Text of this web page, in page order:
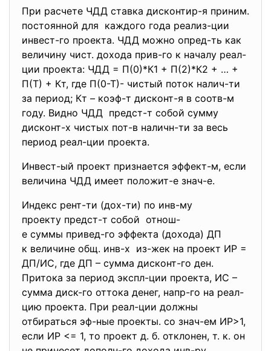
При расчете ЧДД ставка дисконтир-я приним.
постоянной для каждого года реализ-ции
инвест-го проекта. ЧДД можно опред-ть как
величину чист. дохода прив-го к началу реал-
ции проекта: ЧДД = П(0)*К1 + П(2)*К2 + … +
П(Т) + Кт, где П(0-Т)- чистый поток налич-ти
за период; Кт – коэф-т дисконт-я в соотв-м
году. Видно ЧДД предст-т собой сумму
дисконт-х чистых пот-в наличн-ти за весь
период реал-ции проекта.
Инвест-ый проект признается эффект-м, если
величина ЧДД имеет положит-е знач-е.
Индекс рент-ти (дох-ти) по инв-му
проекту предст-т собой отнош-
е суммы привед-го эффекта (дохода) ДП
к величине общ. инв-х из-жек на проект ИР =
ДП/ИС, где ДП – сумма дисконт-го ден.
Притока за период экспл-ции проекта, ИС –
сумма диск-го оттока денег, напр-го на реал-
цию проекта. При реал-ции должны
отбираться эф-ные проекты. со знач-ем ИР>1,
если ИР <= 1, то проект д. б. отклонен, т. к. он